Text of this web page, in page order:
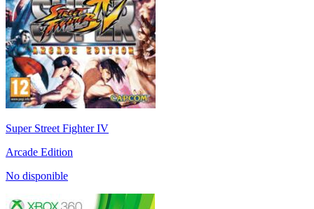
Super Street Fighter IV
Arcade Edition
No disponible